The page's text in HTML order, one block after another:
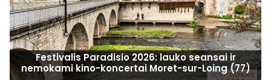
Festivalis Paradisio 2026: lauko seansai ir
nemokami kino-koncertai Moret-sur-Loing (77)